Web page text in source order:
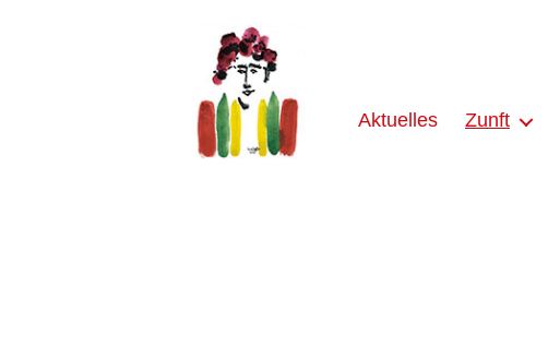
Aktuelles Zunft